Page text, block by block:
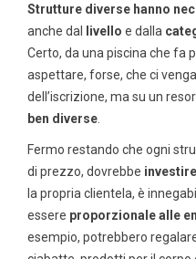
Strutture diverse hanno
anche dal
livello e dalla
Certo, da una piscina che fa
aspettare, forse, che ci
dell’iscrizione, ma su un
ben diverse
Fermo restando che ogni
di prezzo, dovrebbe
la propria clientela, è
essere proporzionale alle
esempio, potrebbero